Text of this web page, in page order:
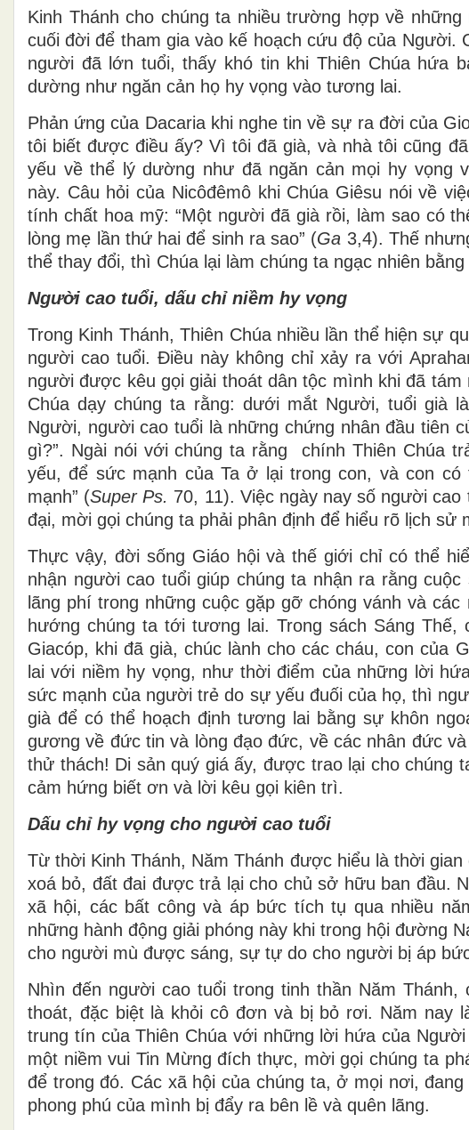
Kinh Thánh cho chúng ta nhiều trường hợp về
cuối đời để tham gia vào kế hoạch cứu độ của Người.
người đã lớn tuổi, thấy khó tin khi Thiên Chúa hứa
dường như ngăn cản họ hy vọng vào tương lai.
Phản ứng của Dacaria khi nghe tin về sự ra đời của
tôi biết được điều ấy? Vì tôi đã già, và nhà tôi cũng
yếu về thể lý dường như đã ngăn cản mọi hy vọng
này. Câu hỏi của Nicôđêmô khi Chúa Giêsu nói về
tính chất hoa mỹ: “Một người đã già rồi, làm sao có
lòng mẹ lần thứ hai để sinh ra sao” (Ga 3,4). Thế
thể thay đổi, thì Chúa lại làm chúng ta ngạc nhiên
Người cao tuổi, dấu chỉ niềm hy vọng
Trong Kinh Thánh, Thiên Chúa nhiều lần thể hiện sự
người cao tuổi. Điều này không chỉ xảy ra với
người được kêu gọi giải thoát dân tộc mình khi đã
Chúa dạy chúng ta rằng: dưới mắt Người, tuổi già
Người, người cao tuổi là những chứng nhân đầu tiên
gì?”. Ngài nói với chúng ta rằng chính Thiên Chúa
yếu, để sức mạnh của Ta ở lại trong con, và con
mạnh” (Super Ps. 70, 11). Việc ngày nay số người
đại, mời gọi chúng ta phải phân định để hiểu rõ lịch sử
Thực vậy, đời sống Giáo hội và thế giới chỉ có thể
nhận người cao tuổi giúp chúng ta nhận ra rằng
lãng phí trong những cuộc gặp gỡ chóng vánh và
hướng chúng ta tới tương lai. Trong sách Sáng
Giacóp, khi đã già, chúc lành cho các cháu, con của
lai với niềm hy vọng, như thời điểm của những lời
sức mạnh của người trẻ do sự yếu đuối của họ, thì
già để có thể hoạch định tương lai bằng sự khôn
gương về đức tin và lòng đạo đức, về các nhân đức
thử thách! Di sản quý giá ấy, được trao lại cho chúng
cảm hứng biết ơn và lời kêu gọi kiên trì.
Dấu chỉ hy vọng cho người cao tuổi
Từ thời Kinh Thánh, Năm Thánh được hiểu là thời
xoá bỏ, đất đai được trả lại cho chủ sở hữu ban đầu.
xã hội, các bất công và áp bức tích tụ qua nhiều
những hành động giải phóng này khi trong hội đường
cho người mù được sáng, sự tự do cho người bị áp
Nhìn đến người cao tuổi trong tinh thần Năm
thoát, đặc biệt là khỏi cô đơn và bị bỏ rơi. Năm nay
trung tín của Thiên Chúa với những lời hứa của
một niềm vui Tin Mừng đích thực, mời gọi chúng ta
để trong đó. Các xã hội của chúng ta, ở mọi nơi,
phong phú của mình bị đẩy ra bên lề và quên lãng.